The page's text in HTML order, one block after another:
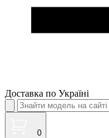
Доставка по Україні
0